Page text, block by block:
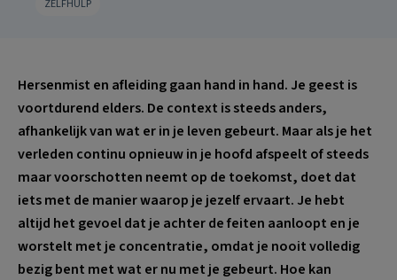
ZELFHULP
Hersenmist en afleiding gaan hand in hand. Je geest is
voortdurend elders. De context is steeds anders,
afhankelijk van wat er in je leven gebeurt. Maar als je het
verleden continu opnieuw in je hoofd afspeelt of steeds
maar voorschotten neemt op de toekomst, doet dat
iets met de manier waarop je jezelf ervaart. Je hebt
altijd het gevoel dat je achter de feiten aanloopt en je
worstelt met je concentratie, omdat je nooit volledig
bezig bent met wat er nu met je gebeurt. Hoe kan